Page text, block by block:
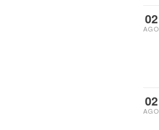
02
AGO
02
AGO